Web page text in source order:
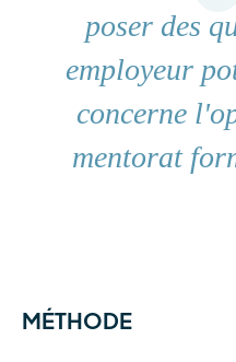
poser des
employeur
concerne
mentorat
MÉTHODE